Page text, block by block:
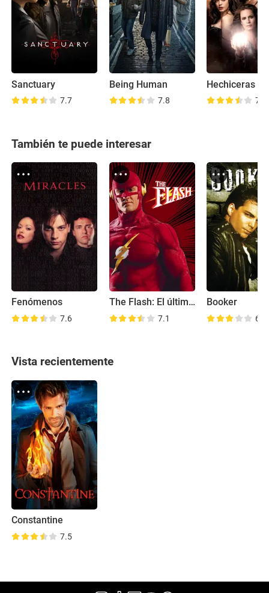
Sanctuary
7.7
Being Human
7.8
Hechiceras
7.5
También te puede interesar
Fenómenos
7.6
The Flash: El último vengador
7.1
Booker
6.3
Vista recientemente
Constantine
7.5